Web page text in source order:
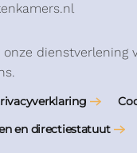
dienstverlening
en directiestatuut